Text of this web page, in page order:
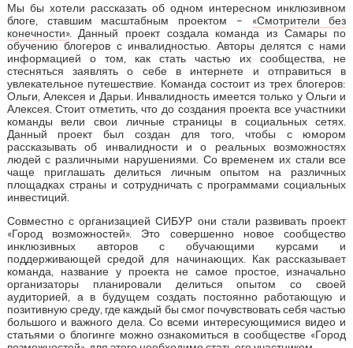
Мы бы хотели рассказать об одном интересном инклюзивном
блоге, ставшим масштабным проектом – «Смотрители без
конечности». Данный проект создала команда из Самары по
обучению блогеров с инвалидностью. Авторы делятся с нами
информацией о том, как стать частью их сообщества, не
стесняться заявлять о себе в интернете и отправиться в
увлекательное путешествие. Команда состоит из трех блогеров:
Ольги, Алексея и Дарьи. Инвалидность имеется только у Ольги и
Алексея. Стоит отметить, что до создания проекта все участники
команды вели свои личные страницы в социальных сетях.
Данный проект был создан для того, чтобы с юмором
рассказывать об инвалидности и о реальных возможностях
людей с различными нарушениями. Со временем их стали все
чаще приглашать делиться личным опытом на различных
площадках страны и сотрудничать с программами социальных
инвестиций.
Совместно с организацией СИБУР они стали развивать проект
«Город возможностей». Это совершенно новое сообщество
инклюзивных авторов с обучающими курсами и
поддерживающей средой для начинающих. Как рассказывает
команда, название у проекта не самое простое, изначально
организаторы планировали делиться опытом со своей
аудиторией, а в будущем создать постоянно работающую и
позитивную среду, где каждый бы смог почувствовать себя частью
большого и важного дела. Со всеми интересующимися видео и
статьями о блогинге можно ознакомиться в сообществе «Город